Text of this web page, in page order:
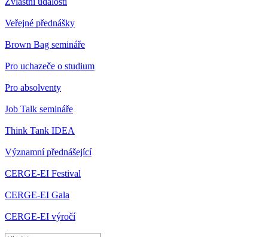
Veřejné přednášky
Brown Bag semináře
Pro uchazeče o studium
Pro absolventy
Job Talk semináře
Think Tank IDEA
Významní přednášející
CERGE-EI Festival
CERGE-EI Gala
CERGE-EI výročí